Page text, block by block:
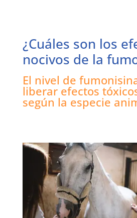
¿Cuáles son los
nocivos de la
El nivel de
liberar efectos
según la especie